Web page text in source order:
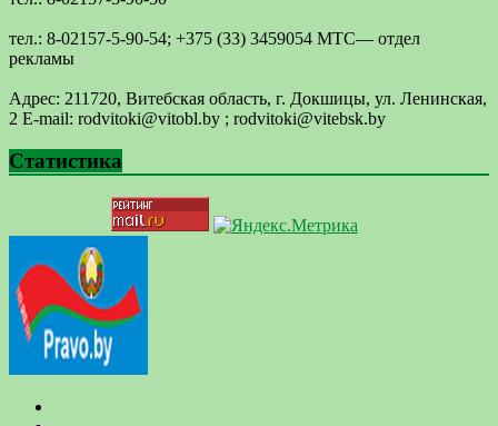
тел.: 8-02157-5-90-54; +375 (33) 3459054 МТС— отдел
рекламы
Адрес: 211720, Витебская область, г. Докшицы, ул. Ленинская,
2 E-mail: ​rodvitoki@​​vitobl​.by ; rodvitoki@vitebsk.by
Статистика